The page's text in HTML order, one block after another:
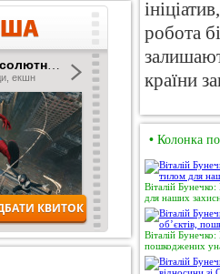
робота
країни
• Колонка
Віталій
для наших
Віталій
пошкоджених